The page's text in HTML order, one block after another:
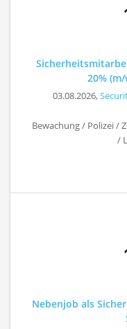
20%
03.08.2026,
Bewachung / Polizei /
/
Nebenjob als